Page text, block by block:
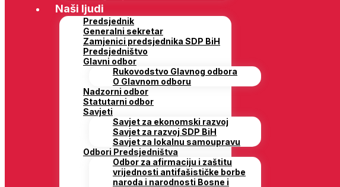
Naši ljudi
Predsjednik
Generalni sekretar
Zamjenici predsjednika SDP BiH
Predsjedništvo
Glavni odbor
Rukovodstvo Glavnog odbora
O Glavnom odboru
Nadzorni odbor
Statutarni odbor
Savjeti
Savjet za ekonomski razvoj
Savjet za razvoj SDP BiH
Savjet za lokalnu samoupravu
Odbori Predsjedništva
Odbor za afirmaciju i zaštitu
vrijednosti antifašističke borbe
naroda i narodnosti Bosne i